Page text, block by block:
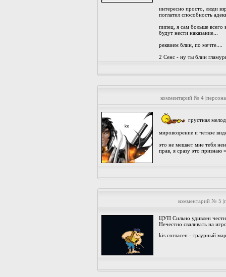
интересно просто, люди
поглатил способность
пипец, я сам больше всего
будут нести наказание...
реквием блин, по мечте....
2 Сенс - ну ты блин
комментарий № 4
грустная
мировозрение и четкое
это не мешает мне тебя
прав, я сразу это признаю
комментарий № 5
ЦУП Сильно удивлен
Нечестно сваливать на
kis согласен - траурный